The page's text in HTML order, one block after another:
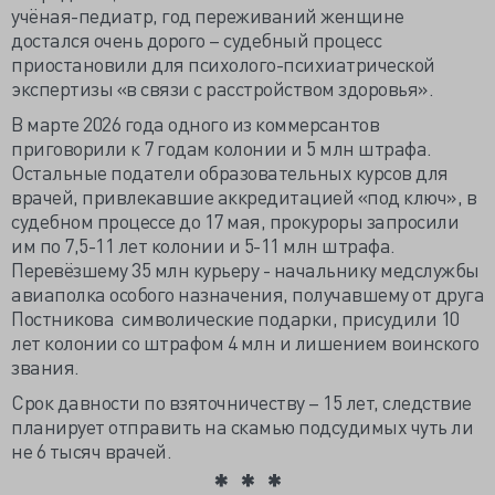
учёная-педиатр, год переживаний женщине
достался очень дорого – судебный процесс
приостановили для психолого-психиатрической
экспертизы «в связи с расстройством здоровья».
В марте 2026 года одного из коммерсантов
приговорили к 7 годам колонии и 5 млн штрафа.
Остальные податели образовательных курсов для
врачей, привлекавшие аккредитацией «под ключ», в
судебном процессе до 17 мая, прокуроры запросили
им по 7,5-11 лет колонии и 5-11 млн штрафа.
Перевёзшему 35 млн курьеру - начальнику медслужбы
авиаполка особого назначения, получавшему от друга
Постникова символические подарки, присудили 10
лет колонии со штрафом 4 млн и лишением воинского
звания.
Срок давности по взяточничеству – 15 лет, следствие
планирует отправить на скамью подсудимых чуть ли
не 6 тысяч врачей.